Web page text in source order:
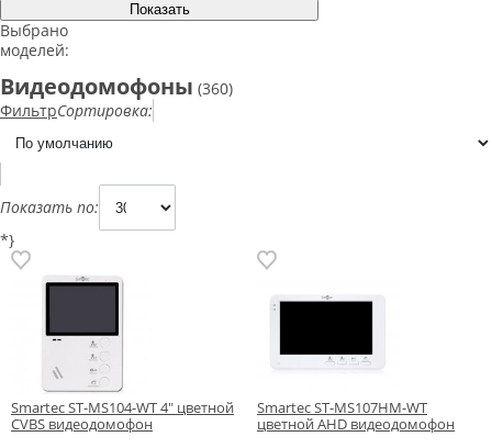
Выбрано
моделей:
Видеодомофоны (360)
ФильтрСортировка:
Показать по:
*}
Smartec ST-MS104-WT 4" цветной
CVBS видеодомофон
Smartec ST-MS107HM-WT
цветной AHD видеодомофон